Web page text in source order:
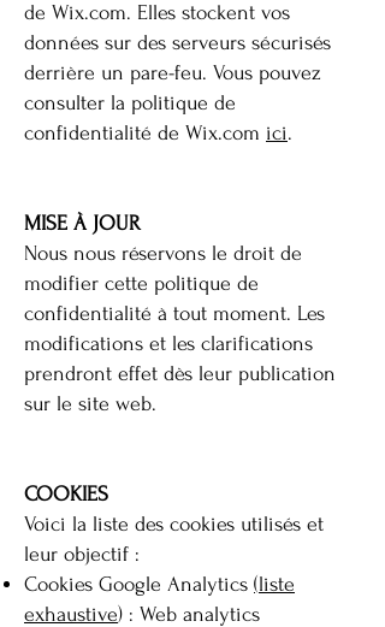
de Wix.com. Elles stockent vos
données sur des serveurs sécurisés
derrière un pare-feu. Vous pouvez
consulter la politique de
confidentialité de Wix.com ici.
MISE À JOUR
Nous nous réservons le droit de
modifier cette politique de
confidentialité à tout moment. Les
modifications et les clarifications
prendront effet dès leur publication
sur le site web.
COOKIES
Voici la liste des cookies utilisés et
leur objectif :
Cookies Google Analytics (liste
exhaustive) : Web analytics